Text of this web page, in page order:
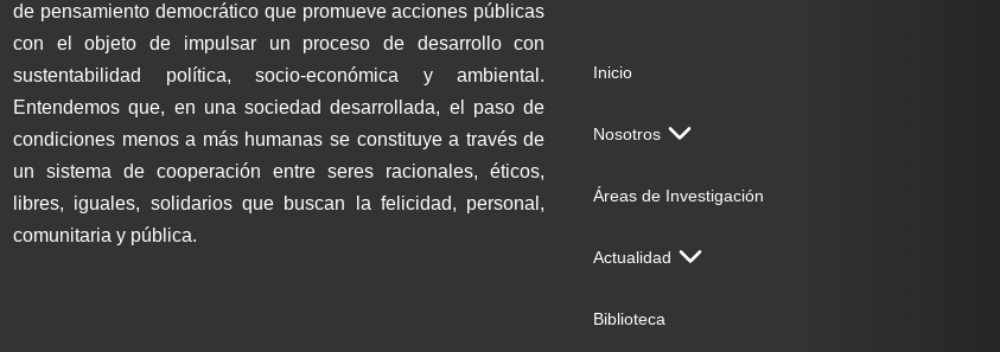
de pensamiento democrático que promueve acciones públicas
con el objeto de impulsar un proceso de desarrollo con
sustentabilidad política, socio-económica y ambiental.
Entendemos que, en una sociedad desarrollada, el paso de
condiciones menos a más humanas se constituye a través de
un sistema de cooperación entre seres racionales, éticos,
libres, iguales, solidarios que buscan la felicidad, personal,
comunitaria y pública.
Inicio
Nosotros
Áreas de Investigación
Actualidad
Biblioteca